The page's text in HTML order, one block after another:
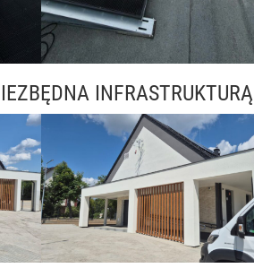
INFRASTRUKTURĄ